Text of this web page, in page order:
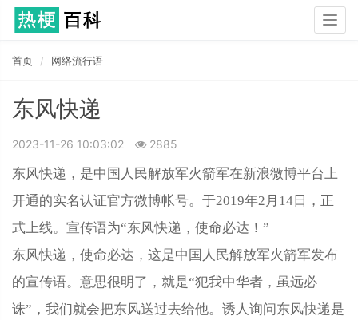
首页 网络流行语
东风快递
2023-11-26 10:03:02 2885
东风快递，是中国人民解放军火箭军在新浪微博平台上
开通的实名认证官方微博帐号。于2019年2月14日，正
式上线。宣传语为“东风快递，使命必达！”
东风快递，使命必达，这是中国人民解放军火箭军发布
的宣传语。意思很明了，就是“犯我中华者，虽远必
诛”，我们就会把东风送过去给他。诱人询问东风快递是